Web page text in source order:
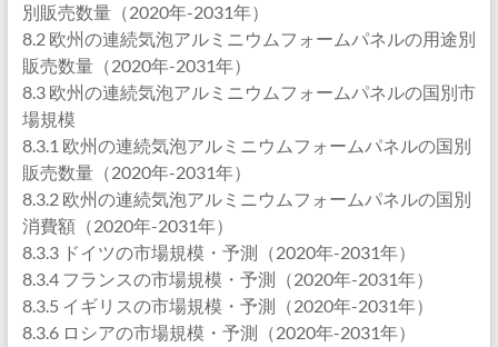
別販売数量（2020年-2031年）
8.2 欧州の連続気泡アルミニウムフォームパネルの用途別
販売数量（2020年-2031年）
8.3 欧州の連続気泡アルミニウムフォームパネルの国別市
場規模
8.3.1 欧州の連続気泡アルミニウムフォームパネルの国別
販売数量（2020年-2031年）
8.3.2 欧州の連続気泡アルミニウムフォームパネルの国別
消費額（2020年-2031年）
8.3.3 ドイツの市場規模・予測（2020年-2031年）
8.3.4 フランスの市場規模・予測（2020年-2031年）
8.3.5 イギリスの市場規模・予測（2020年-2031年）
8.3.6 ロシアの市場規模・予測（2020年-2031年）